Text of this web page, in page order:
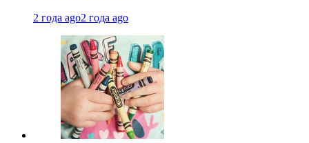
2 года ago2 года ago